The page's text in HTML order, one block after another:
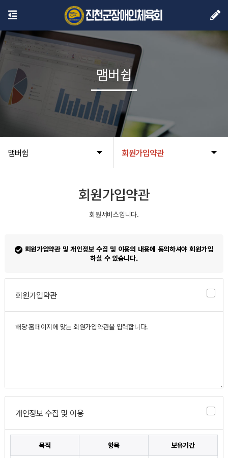
맴버쉽 회원가입약관
맴버쉽
회원가입약관
회원서비스입니다.
회원가입약관 및 개인정보 수집 및 이용의 내용에 동의하셔야 회원가입
하실 수 있습니다.
회원가입약관
개인정보 수집 및 이용
목적 항목 보유기간